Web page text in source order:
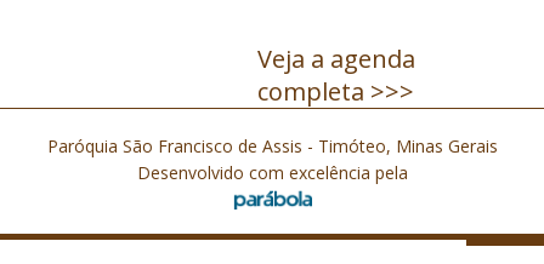
Veja a agenda
completa >>>
Paróquia São Francisco de Assis - Timóteo, Minas Gerais
Desenvolvido com excelência pela